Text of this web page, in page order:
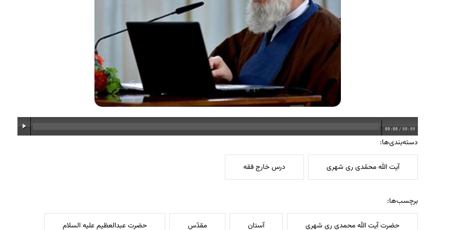
00:00 / 00:00
دسته‌بندی‌ها:
آیت الله محمّدی ری شهری درس خارج فقه
برچسب‌ها:
حضرت آیت الله محمدی ری شهری آستان مقدّس حضرت عبدالعظیم علیه السلام